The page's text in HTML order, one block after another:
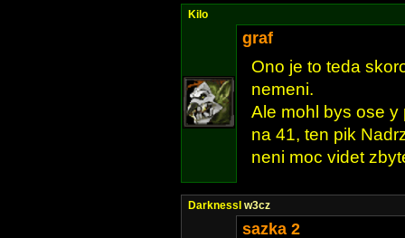
Kilo
graf
Ono je to teda
nemeni.
Ale mohl bys ose
na 41, ten pik
neni moc videt
DarknessI w3cz
sazka 2